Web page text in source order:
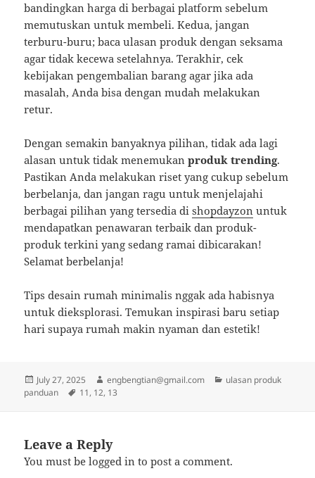
bandingkan harga di berbagai platform sebelum
memutuskan untuk membeli. Kedua, jangan
terburu-buru; baca ulasan produk dengan seksama
agar tidak kecewa setelahnya. Terakhir, cek
kebijakan pengembalian barang agar jika ada
masalah, Anda bisa dengan mudah melakukan
retur.
Dengan semakin banyaknya pilihan, tidak ada lagi
alasan untuk tidak menemukanproduk trending.
Pastikan Anda melakukan riset yang cukup sebelum
berbelanja, dan jangan ragu untuk menjelajahi
berbagai pilihan yang tersedia dishopdayzon untuk
mendapatkan penawaran terbaik dan produk-
produk terkini yang sedang ramai dibicarakan!
Selamat berbelanja!
Tips desain rumah minimalis nggak ada habisnya
untuk dieksplorasi. Temukan inspirasi baru setiap
hari supaya rumah makin nyaman dan estetik!
Posted
on
July 27, 2025 Author
engbengtian@gmail.com Categories
ulasan produk
panduan
Tags
11, 12, 13
Leave a Reply
You must belogged in to post a comment.